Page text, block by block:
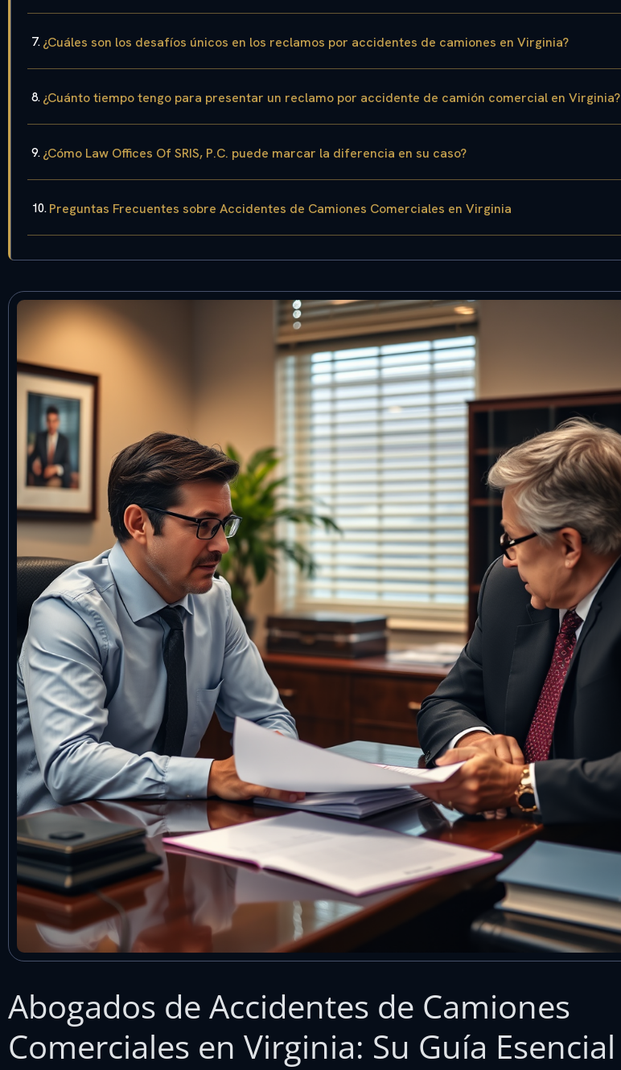
¿Cuáles son los desafíos únicos en los reclamos por accidentes de camiones en Virginia?
¿Cuánto tiempo tengo para presentar un reclamo por accidente de camión comercial en Virginia?
¿Cómo Law Offices Of SRIS, P.C. puede marcar la diferencia en su caso?
Preguntas Frecuentes sobre Accidentes de Camiones Comerciales en Virginia
Abogados de Accidentes de Camiones
Comerciales en Virginia: Su Guía Esencial